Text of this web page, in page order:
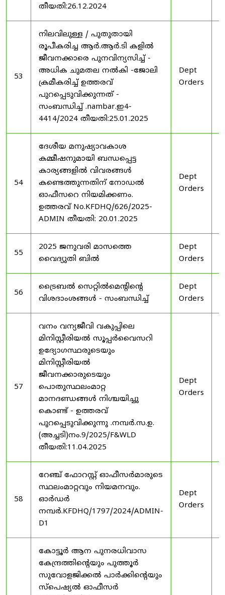
തീയതി:26.12.2024
53
നിലവിലുള്ള / പുതുതായി
രൂപീകരിച്ച ആർ.ആർ.ടി കളിൽ
ജീവനക്കാരെ പുനവിന്യസിച്ച് -
അധിക ചുമതല നൽകി -ജോലി
ക്രമീകരിച്ച് ഉത്തരവ്
പുറപ്പെടുവിക്കുന്നത് -
സംബന്ധിച്ച് .nambar.ഇ4-
4414/2024 തീയതി:25.01.2025
Dept
Orders
54
ദേശീയ മനുഷ്യാവകാശ
കമ്മീഷനുമായി ബന്ധപ്പെട്ട
കാര്യങ്ങളിൽ വിവരങ്ങൾ
കണ്ടെത്തുന്നതിന് നോഡൽ
ഓഫീസറെ നിയമിക്കണം.
ഉത്തരവ് No.KFDHQ/626/2025-
ADMIN തീയതി: 20.01.2025
Dept
Orders
55
2025 ജനുവരി മാസത്തെ
വൈദ്യുതി ബിൽ
Dept
Orders
56
ട്രൈബൽ സെറ്റിൽമെൻ്റിൻ്റെ
വിശദാംശങ്ങൾ - സംബന്ധിച്ച്
Dept
Orders
57
വനം വന്യജീവി വകുപ്പിലെ
മിനിസ്റ്റീരിയൽ സൂപ്പർവൈസറി
ഉദ്യോഗസ്ഥരുടെയും
മിനിസ്റ്റീരിയൽ
ജീവനക്കാരുടെയും
പൊതുസ്ഥലംമാറ്റ
മാനദണ്ഡങ്ങൾ നിശ്ചയിച്ചു
കൊണ്ട് - ഉത്തരവ്
പുറപ്പെടുവിക്കുന്നു .നമ്പർ.സ.ഉ.
(അച്ചടി)നം.9/2025/F&WLD
തീയതി:11.04.2025
Dept
Orders
58
റേഞ്ച് ഫോറസ്റ്റ് ഓഫീസർമാരുടെ
സ്ഥലംമാറ്റവും നിയമനവും.
ഓർഡർ
നമ്പർ.KFDHQ/1797/2024/ADMIN-
D1
Dept
Orders
കോട്ടൂർ ആന പുനരധിവാസ
കേന്ദ്രത്തിന്റെയും പുത്തൂർ
സുവോളജിക്കൽ പാർക്കിന്റെയും
സ്പെഷ്യൽ ഓഫീസർ